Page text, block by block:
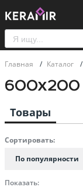
Главная / Каталог /
600х200
Товары
Сортировать:
По популярности
Показать: